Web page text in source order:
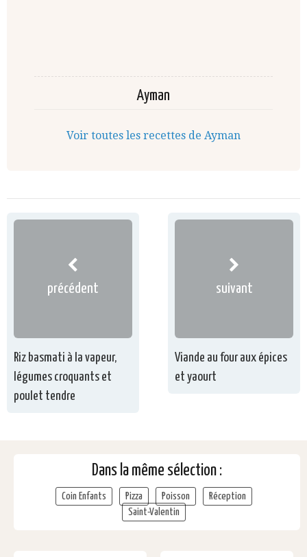
Ayman
Voir toutes les recettes de Ayman
précédent
Riz basmati à la vapeur,
légumes croquants et
poulet tendre
suivant
Viande au four aux épices
et yaourt
Dans la même sélection :
Coin Enfants Pizza Poisson
Réception
Saint-Valentin